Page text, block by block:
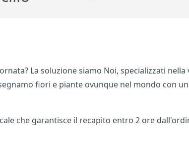
La soluzione siamo Noi, specializzati nella
fiori e piante ovunque nel mondo con
che garantisce il recapito entro 2 ore